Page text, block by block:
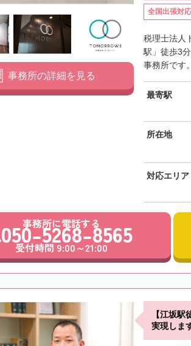
全国出張対
税理士法人
駅」徒歩3
事務所です
最寄駅
所在地
対応エリア
事務所の詳細を見る
事務所に電話する
050-5268-8565
受付時間 9:00～21:00
【江坂
実現しま